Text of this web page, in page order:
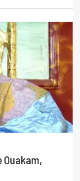
Ouakam,